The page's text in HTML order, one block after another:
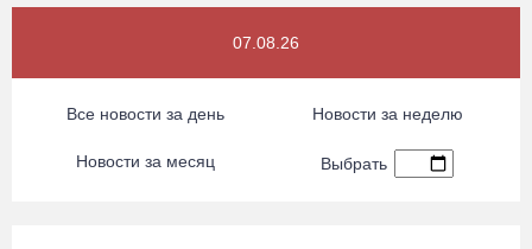
07.08.26
Все новости за день Новости за неделю
Новости за месяц Выбрать